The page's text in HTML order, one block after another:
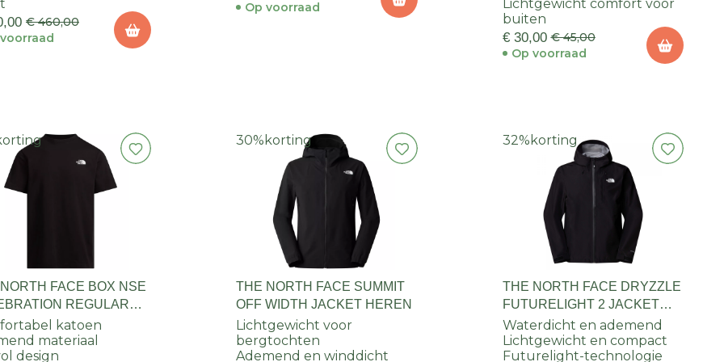
€ 460,00
Op voorraad
Lichtgewicht comfort voor
buiten
€ 30,00 € 45,00
Op voorraad
FACE BOX NSE
REGULAR
HERENkatoen
materiaal
design
30% korting
THE NORTH FACE SUMMIT
OFF WIDTH JACKET HEREN
Lichtgewicht voor
bergtochten
Ademend en winddicht
32% korting
THE NORTH FACE DRYZZLE
FUTURELIGHT 2 JACKET
HEREN
Waterdicht en ademend
Lichtgewicht en compact
Futurelight-technologie